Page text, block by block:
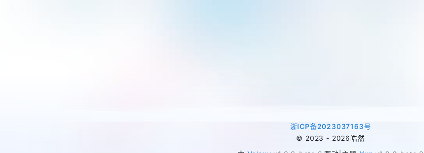
浙ICP备2023037163号
© 2023 - 2026皓然